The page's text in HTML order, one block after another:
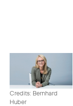
Credits: Bernhard
Huber